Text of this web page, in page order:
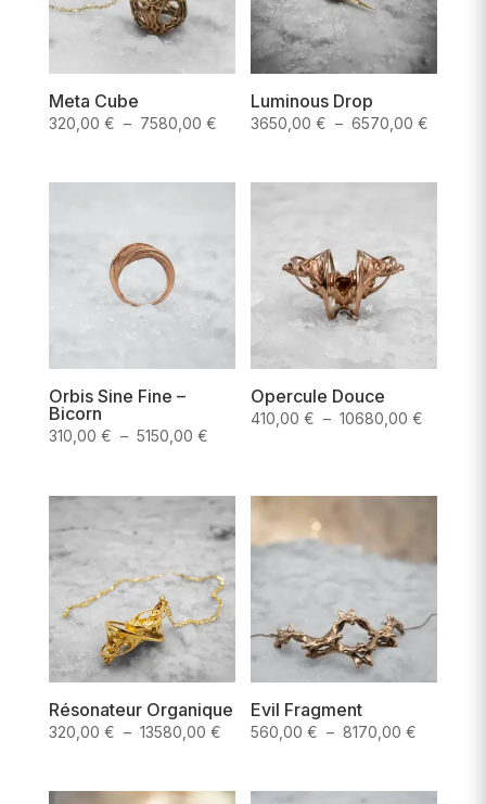
Meta Cube
320,00 € – 7580,00 €Plage
prix :
7580,00 €
Luminous Drop
3650,00€ – 6570,00€
prix :
Orbis Sine Fine –
Bicorn
310,00 € – 5150,00 €Plage
310,00 €
à
5150,00 €
Opercule Douce
410,00€ – 10680,00€
410,00 €
Résonateur Organique
320,00 € – 13580,00 €Plage
prix :
Evil Fragment
560,00€ – 8170,00€
prix :